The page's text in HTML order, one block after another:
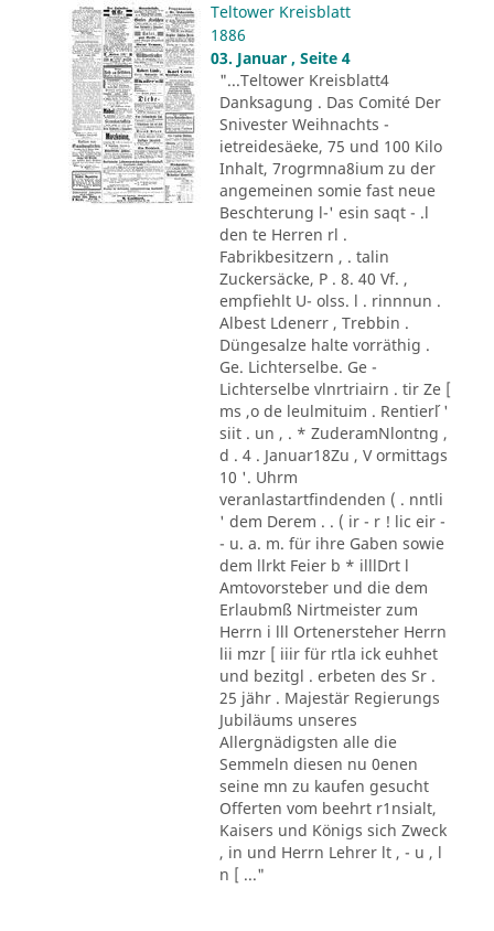
Teltower Kreisblatt
1886
03. Januar , Seite 4
"...Teltower Kreisblatt4
Danksagung . Das Comité Der
Snivester Weihnachts -
ietreidesäeke, 75 und 100 Kilo
Inhalt, 7rogrmna8ium zu der
angemeinen somie fast neue
Beschterung l-' esin saqt - .l
den te Herren rl .
Fabrikbesitzern , . talin
Zuckersäcke, P . 8. 40 Vf. ,
empfiehlt U- olss. l . rinnnun .
Albest Ldenerr , Trebbin .
Düngesalze halte vorräthig .
Ge. Lichterselbe. Ge -
Lichterselbe vlnrtriairn . tir Ze [
ms ,o de leulmituim . Rentier´l '
siit . un , . * ZuderamNlontng ,
d . 4 . Januar18Zu , V ormittags
10 '. Uhrm
veranlastartfindenden ( . nntli
' dem Derem . . ( ir - r ! lic eir -
- u. a. m. für ihre Gaben sowie
dem llrkt Feier b * illlDrt l
Amtovorsteber und die dem
Erlaubmß Nirtmeister zum
Herrn i lll Ortenersteher Herrn
lii mzr [ iiir für rtla ick euhhet
und bezitgl . erbeten des Sr .
25 jähr . Majestär Regierungs
Jubiläums unseres
Allergnädigsten alle die
Semmeln diesen nu 0enen
seine mn zu kaufen gesucht
Offerten vom beehrt r1nsialt,
Kaisers und Königs sich Zweck
, in und Herrn Lehrer lt , - u , l
n [ ..."